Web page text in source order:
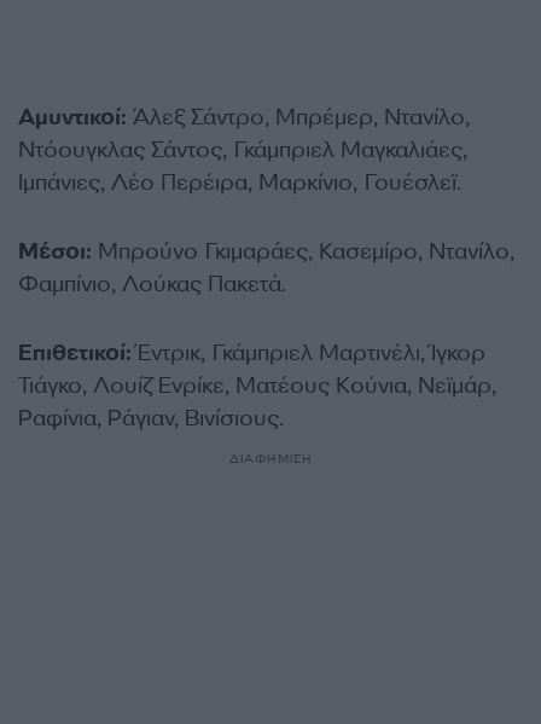
Αμυντικοί: Άλεξ Σάντρο, Μπρέμερ, Ντανίλο,
Ντόουγκλας Σάντος, Γκάμπριελ Μαγκαλιάες,
Ιμπάνιες, Λέο Περέιρα, Μαρκίνιο, Γουέσλεϊ.
Μέσοι: Μπρούνο Γκιμαράες, Κασεμίρο, Ντανίλο,
Φαμπίνιο, Λούκας Πακετά.
Επιθετικοί:Έντρικ, Γκάμπριελ Μαρτινέλι, Ίγκορ
Τιάγκο, Λουίζ Ενρίκε, Ματέους Κούνια, Νεϊμάρ,
Ραφίνια, Ράγιαν, Βινίσιους.
ΔΙΑΦΗΜΙΣΗ